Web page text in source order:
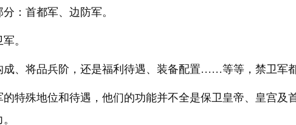
：首都军、边防军。
。
成、将品兵阶，还是福利待遇、装备配置……等等，禁卫军
的特殊地位和待遇，他们的功能并不全是保卫皇帝、皇宫及